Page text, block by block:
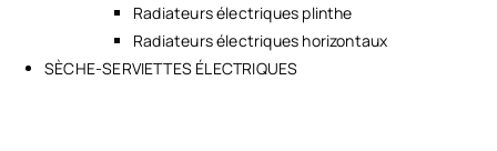
Radiateurs électriques plinthe
Radiateurs électriques horizontaux
SÈCHE-SERVIETTES ÉLECTRIQUES